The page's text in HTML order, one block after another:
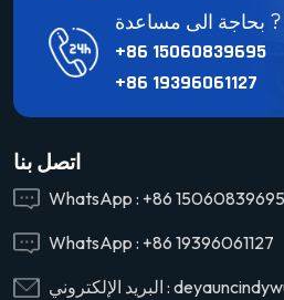
بحاجة الى مساعدة ?
+86 15060839695
+86 19396061127
اتصل بنا
WhatsApp : +86 15060839695
WhatsApp : +86 19396061127
البريد الإلكتروني :